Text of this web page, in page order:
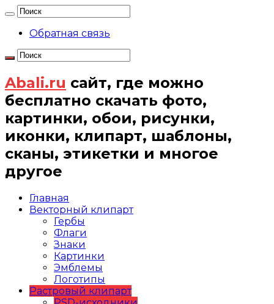
Обратная связь
Abali.ru сайт, где можно
бесплатно скачать фото,
картинки, обои, рисунки,
иконки, клипарт, шаблоны,
сканы, этикетки и многое
другое
Главная
Векторный клипарт
Гербы
Флаги
Знаки
Картинки
Эмблемы
Логотипы
Растровый клипарт